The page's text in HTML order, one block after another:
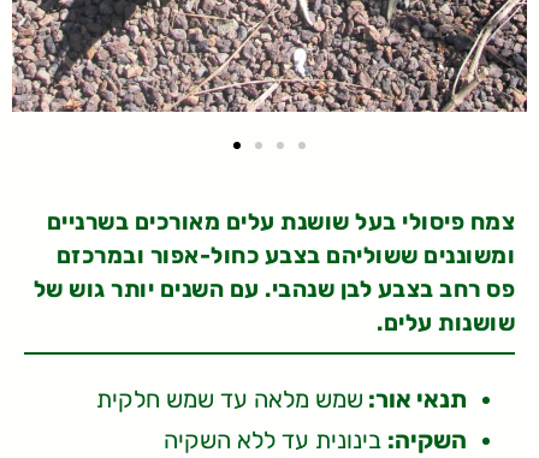
צמח פיסולי בעל שושנת עלים מאורכים בשרניים
ומשוננים ששוליהם בצבע כחול-אפור ובמרכזם
פס רחב בצבע לבן שנהבי. עם השנים יותר גוש של
שושנות עלים.
תנאי אור: שמש מלאה עד שמש חלקית
השקיה: בינונית עד ללא השקיה